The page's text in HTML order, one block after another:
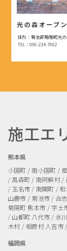
光の森オープ
住所：菊池郡菊陽町光
TEL：096-234-7602
施工エ
熊本県
小国町 / 南小国町 /
/ 高森町 / 南阿蘇村 /
/ 玉名市 / 南関町 /
山鹿市 / 菊池市 / 合
菊陽町 熊本市 / 宇土
/ 山都町 八代市 / 氷
木村 / 相良村人吉市
福岡県